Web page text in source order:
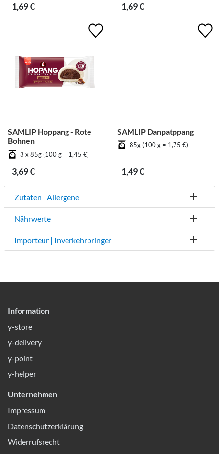
1,69 € 1,69 €
SAMLIP Hoppang - Rote
Bohnen
3 x 85g (100 g = 1,45 €)
3,69 €
SAMLIP Danpatppang
85g (100 g = 1,75 €)
1,49 €
Zutaten | Allergene
Nährwerte
Importeur | Inverkehrbringer
Information
y-store
y-delivery
y-point
y-helper
Unternehmen
Impressum
Datenschutzerklärung
Widerrufsrecht